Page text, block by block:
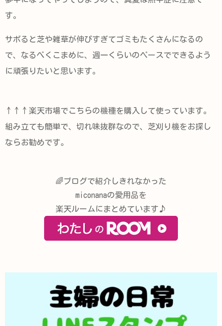
す。
サボると芝や雑草が伸びすぎてゴミもたくさんになるの
で、なるべくこまめに、週一くらいのペースでできるよう
に頑張りたいと思います。
↑↑↑楽天市場でこちらの機種を購入して使っています。
組み立ても簡単で、切れ味抜群なので、芝刈り機をお探し
ならお勧めです。
🌈ブログで紹介しきれなかった
miconanaの愛用品を
楽天ルームにまとめています♪